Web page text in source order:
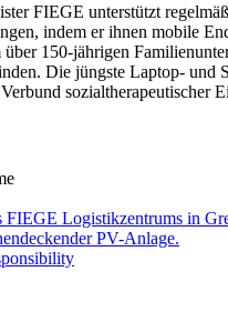
FIEGE unterstützt
indem er ihnen mobile
über 150-jährigen
Die jüngste Laptop- und
sozialtherapeutischer